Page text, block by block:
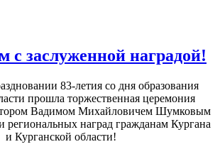
с заслуженной наградой!
83-летия со дня образования
прошла торжественная церемония
Вадимом Михайловичем Шумковым
региональных наград гражданам Кургана
и Курганской области!